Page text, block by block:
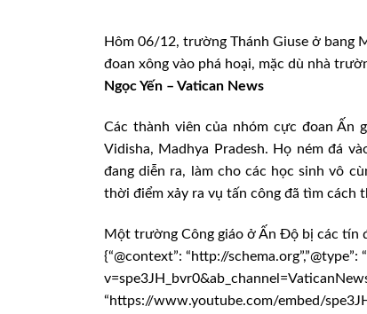
Hôm 06/12, trường Thánh Giuse ở bang
đoan xông vào phá hoại, mặc dù nhà
Ngọc Yến – Vatican News
Các thành viên của nhóm cực đoan Ấn
Vidisha, Madhya Pradesh. Họ ném đá
đang diễn ra, làm cho các học sinh vô
thời điểm xảy ra vụ tấn công đã tìm cách
Một trường Công giáo ở Ấn Độ bị các tín
{“@context”: “http://
“https://www.youtube.com/embed/